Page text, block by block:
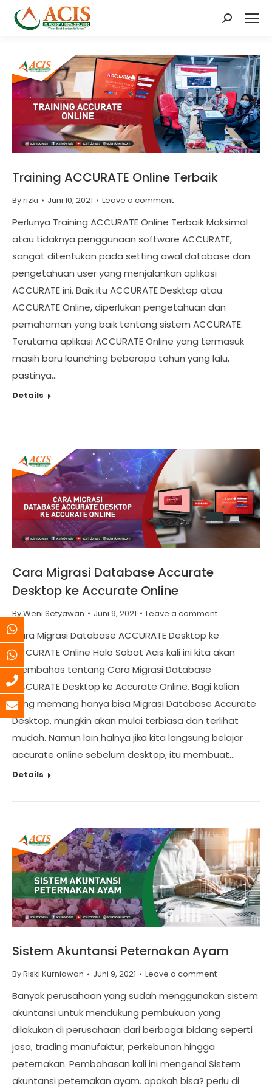
Search:
Training ACCURATE Online Terbaik
Byrizki Juni 10, 2021 Leave a comment
Perlunya Training ACCURATE Online Terbaik Maksimal
atau tidaknya penggunaan software ACCURATE,
sangat ditentukan pada setting awal database dan
pengetahuan user yang menjalankan aplikasi
ACCURATE ini. Baik itu ACCURATE Desktop atau
ACCURATE Online, diperlukan pengetahuan dan
pemahaman yang baik tentang sistem ACCURATE.
Terutama aplikasi ACCURATE Online yang termasuk
masih baru lounching beberapa tahun yang lalu,
pastinya…
Details
Cara Migrasi Database Accurate
Desktop ke Accurate Online
ByWeni Setyawan Juni 9, 2021 Leave a comment
Cara Migrasi Database ACCURATE Desktop ke
ACCURATE Online Halo Sobat Acis kali ini kita akan
membahas tentang Cara Migrasi Database
ACCURATE Desktop ke Accurate Online. Bagi kalian
yang memang hanya bisa Migrasi Database Accurate
Desktop, mungkin akan mulai terbiasa dan terlihat
mudah. Namun lain halnya jika kita langsung belajar
accurate online sebelum desktop, itu membuat…
Details
Sistem Akuntansi Peternakan Ayam
ByRiski Kurniawan Juni 9, 2021 Leave a comment
Banyak perusahaan yang sudah menggunakan sistem
akuntansi untuk mendukung pembukuan yang
dilakukan di perusahaan dari berbagai bidang seperti
jasa, trading manufaktur, perkebunan hingga
peternakan. Pembahasan kali ini mengenai Sistem
akuntansi peternakan ayam. apakah bisa? perlu di